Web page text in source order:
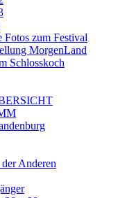
Fotos zum Festival
MorgenLand
Schlosskoch
Anderen